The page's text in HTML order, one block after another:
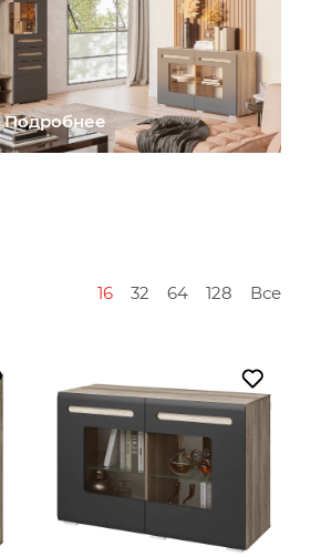
Подробнее
16 32 64 128 Все